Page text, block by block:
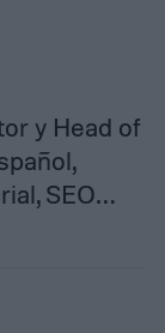
y Head of
SEO…